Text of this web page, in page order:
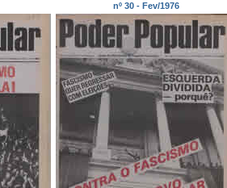
nº 30 - Fev/1976